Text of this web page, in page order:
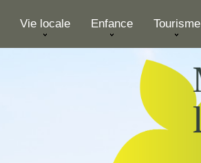
Vie locale Enfance Tourisme